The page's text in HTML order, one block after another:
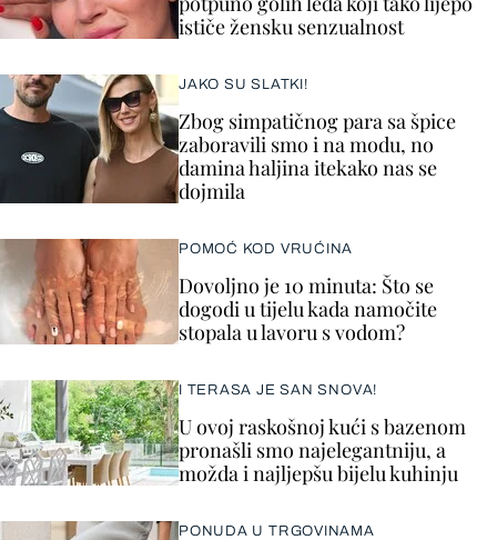
ističe žensku senzualnost
JAKO SU SLATKI!
Zbog simpatičnog para sa špice
zaboravili smo i na modu, no
damina haljina itekako nas se
dojmila
POMOĆ KOD VRUĆINA
Dovoljno je 10 minuta: Što se
dogodi u tijelu kada namočite
stopala u lavoru s vodom?
I TERASA JE SAN SNOVA!
U ovoj raskošnoj kući s bazenom
pronašli smo najelegantniju, a
možda i najljepšu bijelu kuhinju
PONUDA U TRGOVINAMA